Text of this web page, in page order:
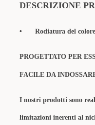
DESCRIZIONE
• Rodiatura del
PROGETTATO PER
FACILE DA
I nostri prodotti sono
limitazioni inerenti al